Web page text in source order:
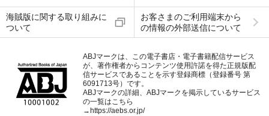
海賊版に関する取り組みに
ついて
お客さまのご利用端末から
の情報の外部送信について
ABJマークは、この電子書店・電子書籍配信サービス
が、著作権者からコンテンツ使用許諾を得た正規版配
信サービスであることを示す登録商標（登録番号 第
6091713号）です。
ABJマークの詳細、ABJマークを掲示しているサービス
の一覧はこちら
→ https://aebs.or.jp/